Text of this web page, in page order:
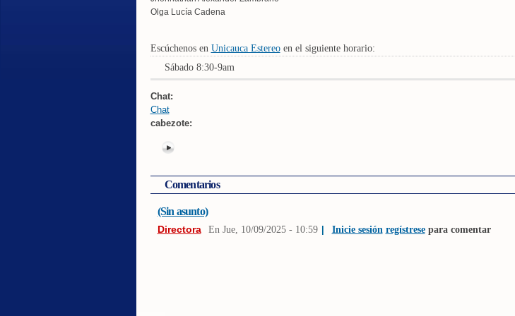
Olga Lucía Cadena
Escúchenos en Unicauca Estereoen el siguiente horario:
Sábado 8:30-9am
Chat:
Chat
cabezote:
Comentarios
(Sin asunto)
Directora En Jue, 10/09/2025 - 10:59 | Inicie sesión regístresepara comentar